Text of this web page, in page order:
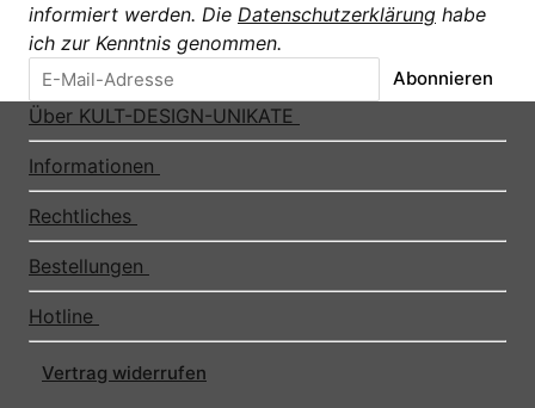
informiert werden. Die Datenschutzerklärung habe
ich zur Kenntnis genommen.
Abonnieren
Über KULT-DESIGN-UNIKATE
Informationen
Rechtliches
Bestellungen
Hotline
Vertrag widerrufen